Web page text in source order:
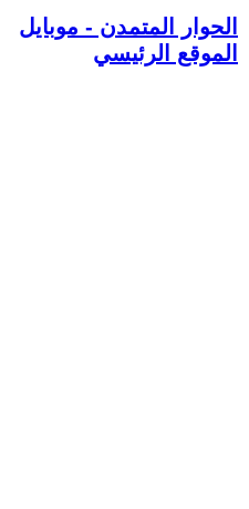
الحوار المتمدن - موبايل
الموقع الرئيسي